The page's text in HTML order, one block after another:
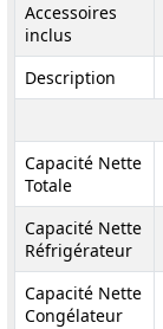
Accessoires
inclus
Description
Capacité Nette
Totale
Capacité Nette
Réfrigérateur
Capacité Nette
Congélateur